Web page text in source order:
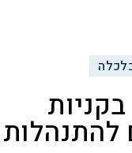
להתנהלות